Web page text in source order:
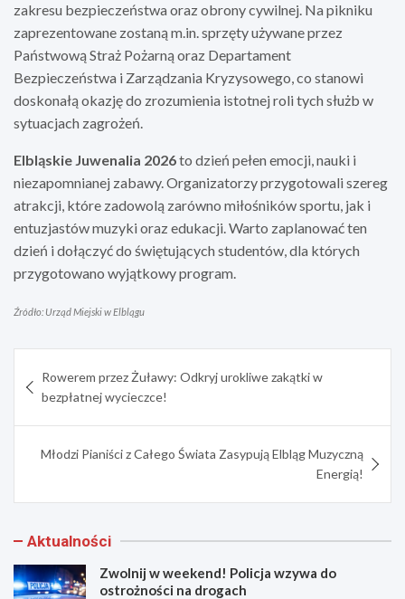
zakresu bezpieczeństwa oraz obrony cywilnej. Na pikniku
zaprezentowane zostaną m.in. sprzęty używane przez
Państwową Straż Pożarną oraz Departament
Bezpieczeństwa i Zarządzania Kryzysowego, co stanowi
doskonałą okazję do zrozumienia istotnej roli tych służb w
sytuacjach zagrożeń.
Elbląskie Juwenalia 2026to dzień pełen emocji, nauki i
niezapomnianej zabawy. Organizatorzy przygotowali szereg
atrakcji, które zadowolą zarówno miłośników sportu, jak i
entuzjastów muzyki oraz edukacji. Warto zaplanować ten
dzień i dołączyć do świętujących studentów, dla których
przygotowano wyjątkowy program.
Źródło: Urząd Miejski w Elblągu
wpisu
Rowerem przez Żuławy: Odkryj urokliwe zakątki w
bezpłatnej wycieczce!
Młodzi Pianiści z Całego Świata Zasypują Elbląg Muzyczną
Energią!
Aktualności
Zwolnij w weekend! Policja wzywa do
ostrożności na drogach